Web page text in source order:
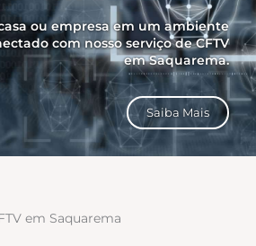
ou empresa em um ambiente
com nosso serviço de CFTV
em Saquarema.
Saiba Mais
em Saquarema